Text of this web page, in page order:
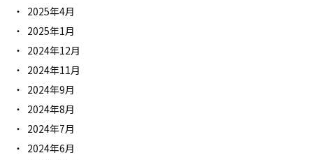
2025年4月
2025年1月
2024年12月
2024年11月
2024年9月
2024年8月
2024年7月
2024年6月